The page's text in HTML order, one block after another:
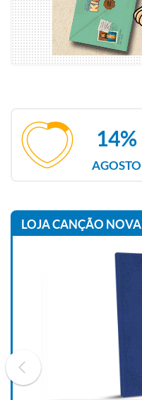
AGOSTO
14%
LOJA CANÇÃO NOVA